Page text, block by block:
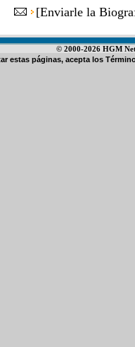
[Enviarle la
© 2000-2026 HGM
estas páginas, acepta los